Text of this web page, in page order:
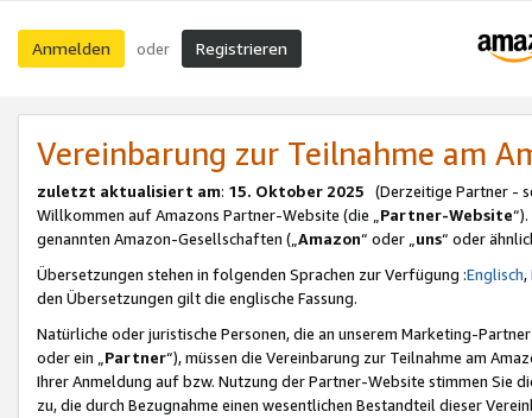
Anmelden oder Registrieren
Vereinbarung zur Teilnahme am
zuletzt aktualisiert am: 15. Oktober 2025 (Derzeitige Partner -
Willkommen auf Amazons Partner-Website (die „Partner-Website
genannten Amazon-Gesellschaften („Amazon“ oder „uns“ oder
Übersetzungen stehen in folgenden Sprachen zur Verfügung :Englisch,
den Übersetzungen gilt die englische Fassung.
Natürliche oder juristische Personen, die an unserem Marketing-
oder ein „Partner“), müssen die Vereinbarung zur Teilnahme am
Ihrer Anmeldung auf bzw. Nutzung der Partner-Website stimmen Sie
zu, die durch Bezugnahme einen wesentlichen Bestandteil dieser